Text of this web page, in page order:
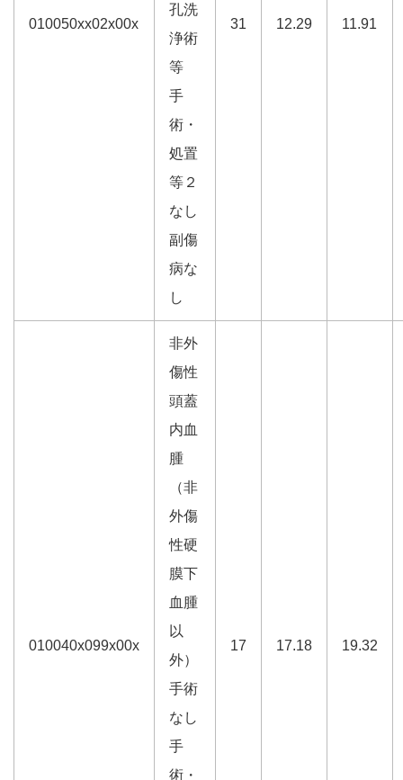
010050xx02x00x
孔洗
浄術
等
手
術・
処置
等２
なし
副傷
病な
し
31 12.29 11.91
010040x099x00x
非外
傷性
頭蓋
内血
腫
（非
外傷
性硬
膜下
血腫
以
外）
手術
なし
手
術・
17 17.18 19.32